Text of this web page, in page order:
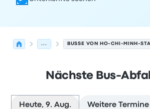
... BUSSE VON HO-CHI-MINH-
Nächste Bus-
Heute, 9. Aug. Weitere Termine